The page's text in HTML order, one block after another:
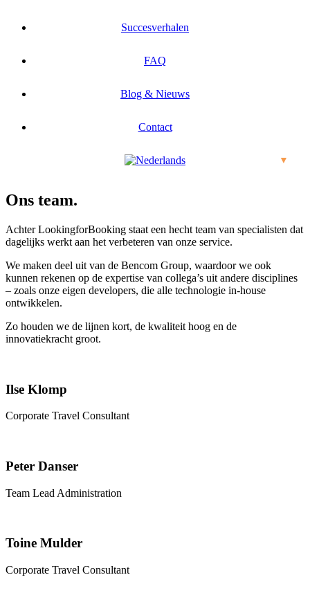
Succesverhalen
FAQ
Blog & Nieuws
Contact
▼
Ons team.
Achter LookingforBooking staat een hecht team van specialisten dat
dagelijks werkt aan het verbeteren van onze service.
We maken deel uit van de Bencom Group, waardoor we ook
kunnen rekenen op de expertise van collega’s uit andere disciplines
– zoals onze eigen developers, die alle technologie in-house
ontwikkelen.
Zo houden we de lijnen kort, de kwaliteit hoog en de
innovatiekracht groot.
Ilse Klomp
Corporate Travel Consultant
Peter Danser
Team Lead Administration
Toine Mulder
Corporate Travel Consultant